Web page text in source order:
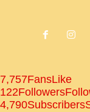
7,757FansLike
122Followers
4,790Subscribers